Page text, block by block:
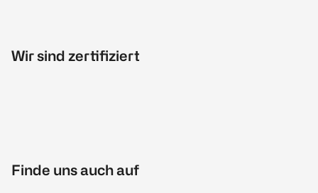
Wir sind zertifiziert
Finde uns auch auf